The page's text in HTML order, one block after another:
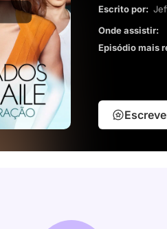
Escrito por:
Onde assistir:
Episódio mais